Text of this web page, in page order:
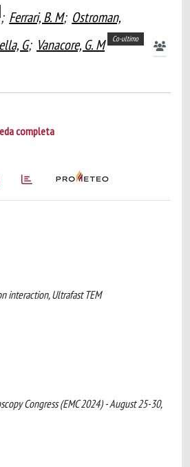
; Ferrari, B. M; Ostroman,
G; Vanacore, G. M Co-ultimo
completa
interaction, Ultrafast TEM
Congress (EMC 2024) - August 25-30,